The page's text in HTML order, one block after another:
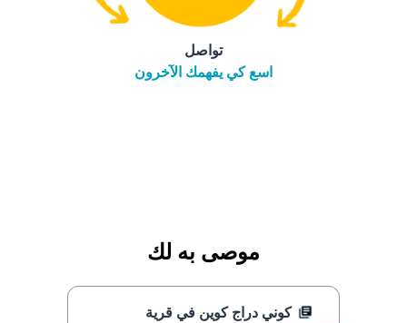
تواصل
اسع كي يفهمك الآخرون
موصى به لك
كوني دراج كوين في قرية